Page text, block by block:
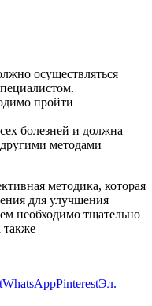
осуществляться
пройти
болезней и должна
другими методами
методика, которая
для улучшения
необходимо тщательно
также
WhatsAppPinterestЭл.